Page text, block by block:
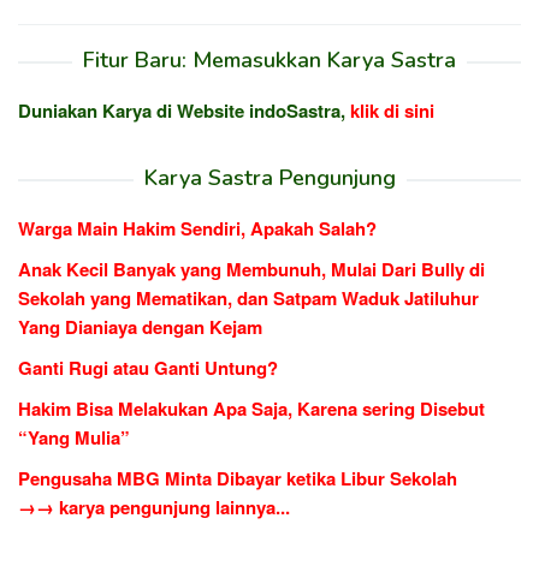
Fitur Baru: Memasukkan Karya Sastra
Duniakan Karya di Website indoSastra,klik di sini
Karya Sastra Pengunjung
Warga Main Hakim Sendiri, Apakah Salah?
Anak Kecil Banyak yang Membunuh, Mulai Dari Bully di
Sekolah yang Mematikan, dan Satpam Waduk Jatiluhur
Yang Dianiaya dengan Kejam
Ganti Rugi atau Ganti Untung?
Hakim Bisa Melakukan Apa Saja, Karena sering Disebut
“Yang Mulia”
Pengusaha MBG Minta Dibayar ketika Libur Sekolah
→→ karya pengunjung lainnya...